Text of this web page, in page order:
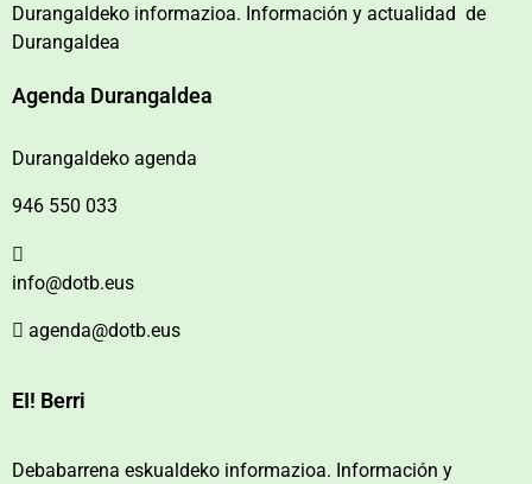
Durangaldeko informazioa. Información y actualidad de
Durangaldea
Agenda Durangaldea
Durangaldeko agenda
946 550 033
info@dotb.eus
agenda@dotb.eus
EI! Berri
Debabarrena eskualdeko informazioa. Información y